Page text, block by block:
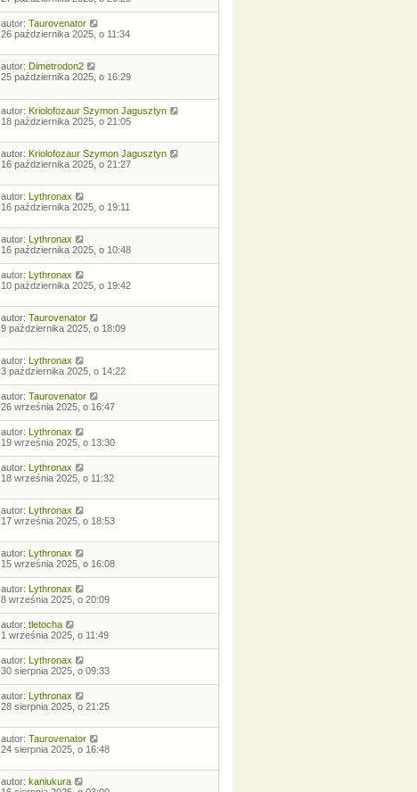
autor: Taurovenator
26 października 2025, o 11:34
autor: Dimetrodon2
25 października 2025, o 16:29
autor: Kriolofozaur Szymon Jagusztyn
18 października 2025, o 21:05
autor: Kriolofozaur Szymon Jagusztyn
16 października 2025, o 21:27
autor: Lythronax
16 października 2025, o 19:11
autor: Lythronax
16 października 2025, o 10:48
autor: Lythronax
10 października 2025, o 19:42
autor: Taurovenator
9 października 2025, o 18:09
autor: Lythronax
3 października 2025, o 14:22
autor: Taurovenator
26 września 2025, o 16:47
autor: Lythronax
19 września 2025, o 13:30
autor: Lythronax
18 września 2025, o 11:32
autor: Lythronax
17 września 2025, o 18:53
autor: Lythronax
15 września 2025, o 16:08
autor: Lythronax
8 września 2025, o 20:09
autor: tletocha
1 września 2025, o 11:49
autor: Lythronax
30 sierpnia 2025, o 09:33
autor: Lythronax
28 sierpnia 2025, o 21:25
autor: Taurovenator
24 sierpnia 2025, o 16:48
autor: kaniukura